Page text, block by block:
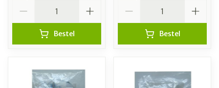
Bestel Bestel